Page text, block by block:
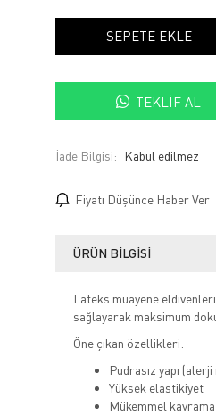
SEPETE EKLE
TEKLIF AL
İade Bilgisi:
Fiyatı Düşünce Haber Ver
ÜRÜN BILGISI
Lateks muayene
sağlayarak maksimum
Öne çıkan özellikleri:
Pudrasız yapı
Yüksek elastikiyet
Mükemmel kavrama